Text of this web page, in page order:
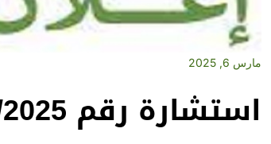
مارس 6, 2025
استشارة رقم 06/2025 مشروع اقتناء تذاكر للخارج